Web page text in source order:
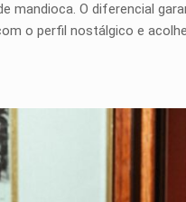
mandioca. O diferencial
o perfil nostálgico e